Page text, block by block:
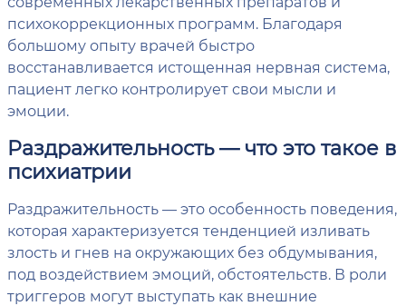
психокоррекционных программ. Благодаря
большому опыту врачей быстро
восстанавливается истощенная нервная система,
пациент легко контролирует свои мысли и
эмоции.
Раздражительность — что это такое в
психиатрии
Раздражительность — это особенность поведения,
которая характеризуется тенденцией изливать
злость и гнев на окружающих без обдумывания,
под воздействием эмоций, обстоятельств. В роли
триггеров могут выступать как внешние